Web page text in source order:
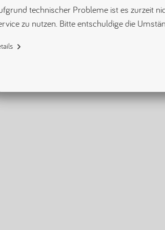
technischer Probleme ist es zurzeit
zu nutzen. Bitte entschuldige die
:"[error/